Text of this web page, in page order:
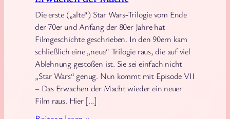
Die erste („alte“) Star Wars-Trilogie vom Ende
der 70er und Anfang der 80er Jahre hat
Filmgeschichte geschrieben. In den 90ern kam
schließlich eine „neue“ Trilogie raus, die auf viel
Ablehnung gestoßen ist. Sie sei einfach nicht
„Star Wars“ genug. Nun kommt mit Episode VII
– Das Erwachen der Macht wieder ein neuer
Film raus. Hier […]